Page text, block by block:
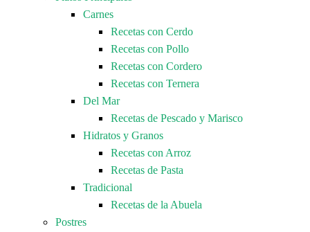
Carnes
Recetas con Cerdo
Recetas con Pollo
Recetas con Cordero
Recetas con Ternera
Del Mar
Recetas de Pescado y Marisco
Hidratos y Granos
Recetas con Arroz
Recetas de Pasta
Tradicional
Recetas de la Abuela
Postres